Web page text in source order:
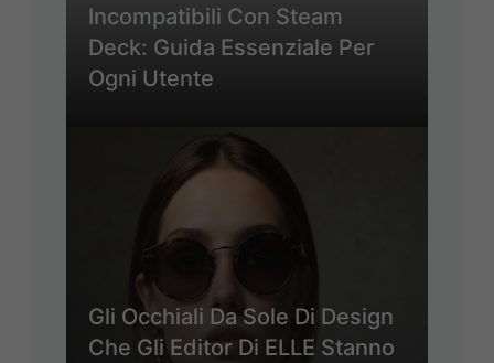
Incompatibili Con Steam
Deck: Guida Essenziale Per
Ogni Utente
Gli Occhiali Da Sole Di Design
Che Gli Editor Di ELLE Stanno